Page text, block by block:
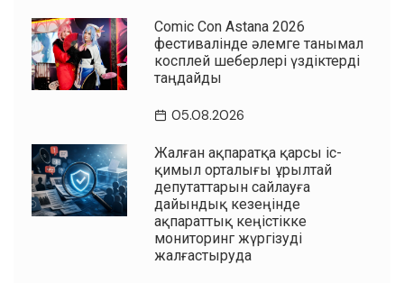
Comic Con Astana 2026
фестивалінде әлемге танымал
косплей шеберлері үздіктерді
таңдайды
05.08.2026
Жалған ақпаратқа қарсы іс-
қимыл орталығы Құрылтай
депутаттарын сайлауға
дайындық кезеңінде
ақпараттық кеңістікке
мониторинг жүргізуді
жалғастыруда